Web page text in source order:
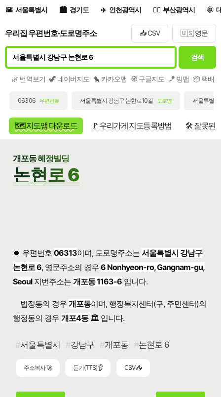
서울특별시 경기도 인천광역시 부산광역시
우리집 우편번호·도로명주소 📥 CSV 🇺🇸 영문
검색
🌿 번역보기 🦖 네이버지도 🐤 카카오맵 🧭 구글지도 🪁 빙맵 📦 택배/
06306 우편번호 서울특별시 강남구 논현로10길 도로명 서울특별
🗺️ 지도앱 다운로드 🚩 우리가게 지도등록방법 🛠️ 잘못된
개포동 혜정빌딩
논현로 6
🍀 우편번호 06313이며, 도로명주소는서울특별시 강남구
논현로 6, 영문주소의 경우6 Nonhyeon-ro, Gangnam-gu,
Seoul지번주소는개포동 1163-6 입니다.
법정동의 경우 개포동이며, 행정복지센터(구, 주민센터)의
행정동의 경우 개포4동🏛️ 입니다.
서울특별시 강남구 개포동 논현로 6
주소복사 🚀 듣기(TTS) 👂 CSV 📥